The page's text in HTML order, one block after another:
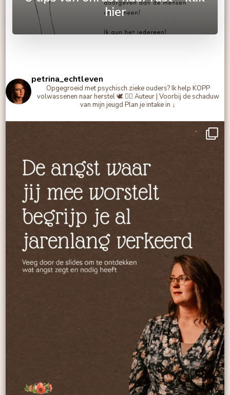
hier
petrina_echtleven
Opgegroeid met psychisch zieke ouders?Ik help KOPP
volwassenen naar herstel 🕊️ ✍🏻 Auteur | Voorbij de schaduw
van mijn jeugd Plan je intake in ↓